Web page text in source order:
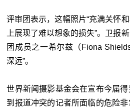
评审团表示，这幅照片“充满关怀
上展现了难以想象的损失”。卫报
团成员之一希尔兹（Fiona
深远”。
世界新闻摄影基金会在宣布今届
到报道冲突的记者所面临的危险